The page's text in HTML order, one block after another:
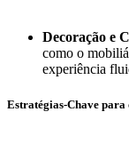
Decoração e
como o
experiência
Estratégias-Chave para